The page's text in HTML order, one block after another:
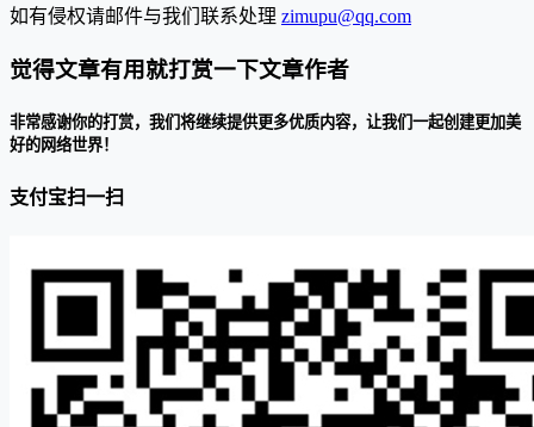
如有侵权请邮件与我们联系处理 zimupu@qq.com
觉得文章有用就打赏一下文章作者
非常感谢你的打赏，我们将继续提供更多优质内容，让我们一起创建更加美
好的网络世界！
支付宝扫一扫